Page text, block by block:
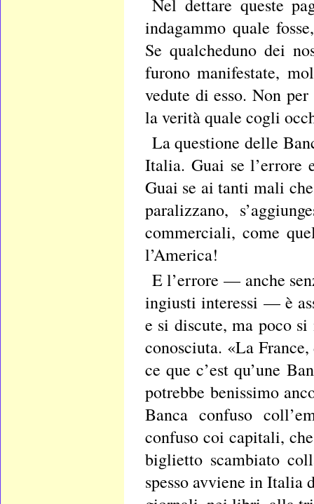
Nel dettare queste
indagammo quale
Se qualcheduno dei
furono manifestate,
vedute di esso. Non
la verità quale cogli
La questione delle
Italia. Guai se l’errore
Guai se ai tanti mali
paralizzano,
commerciali, come
l’America!
E l’errore — anche
ingiusti interessi — è
e si discute, ma poco
conosciuta. «La
ce que c’est qu’une
potrebbe benissimo
Banca confuso
confuso coi capitali,
biglietto scambiato
spesso avviene in Italia